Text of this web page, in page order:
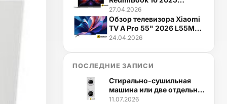
JYU4640CN
27.04.2026
Обзор телевизора Xiaomi
TV A Pro 55" 2026 L55MB-
APRU
24.04.2026
ПОСЛЕДНИЕ ЗАПИСИ
Стирально-сушильная
машина или две отдельно:
что выгоднее в 2026
11.07.2026